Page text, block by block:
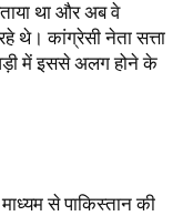
था और अब वे
थे। कांग्रेसी नेता सत्ता
में इससे अलग होने के
से पाकिस्तान की